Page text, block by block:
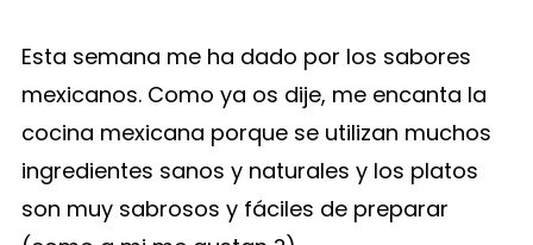
Esta semana me ha dado por los sabores
mexicanos. Como ya os dije, me encanta la
cocina mexicana porque se utilizan muchos
ingredientes sanos y naturales y los platos
son muy sabrosos y fáciles de preparar